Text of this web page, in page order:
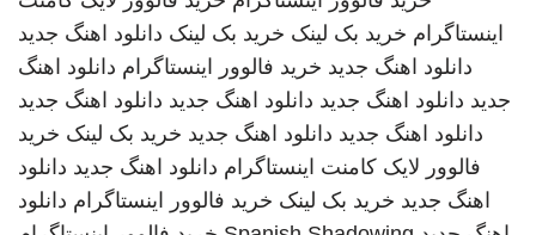
اینستاگرام خرید بک لینک خرید بک لینک دانلود اهنگ جدید
دانلود اهنگ جدید خرید فالوور اینستاگرام دانلود اهنگ
جدید دانلود اهنگ جدید دانلود اهنگ جدید دانلود اهنگ جدید
دانلود اهنگ جدید دانلود اهنگ جدید خرید بک لینک خرید
فالوور لایک کامنت اینستاگرام دانلود اهنگ جدید دانلود
اهنگ جدید خرید بک لینک خرید فالوور اینستاگرام دانلود